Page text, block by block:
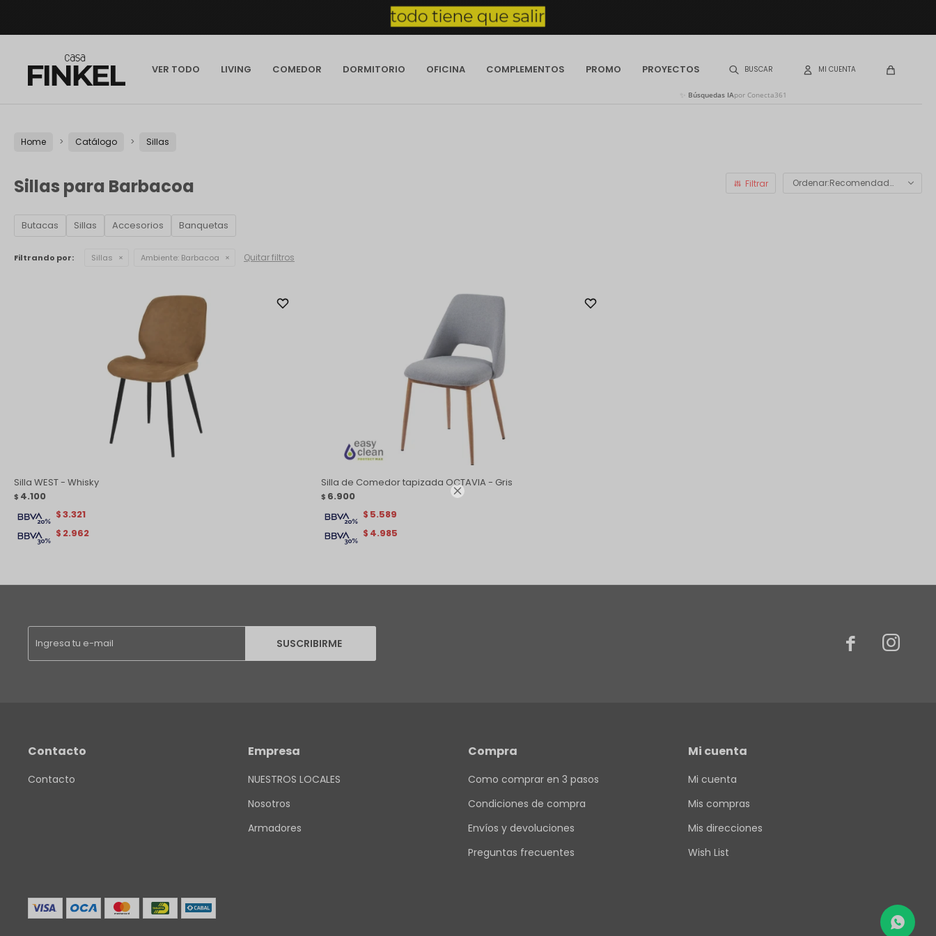

VER TODO LIVING COMEDOR DORMITORIO OFICINA COMPLEMENTOS PROMO PROYECTOS
Búsquedas IApor Conecta361
Home Catálogo Sillas
Sillas para Barbacoa Recomendados
Butacas Sillas Accesorios Banquetas
Filtrando por: Sillas Ambiente: Barbacoa Quitar filtros
Silla WEST - Whisky
$ 4.100
$ 2.962
$3.321
Silla de Comedor tapizada OCTAVIA - Gris
$ 6.900
$ 4.985
$ 5.589
SUSCRIBIRME  
Contacto
Contacto
Empresa
NUESTROS LOCALES
Nosotros
Armadores
Compra
Como comprar en 3 pasos
Condiciones de compra
Envíos y devoluciones
Preguntas frecuentes
Mi cuenta
Mi cuenta
Mis compras
Mis direcciones
Wish List